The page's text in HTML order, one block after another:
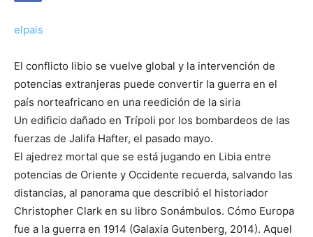
elpais
El conflicto libio se vuelve global y la intervención de
potencias extranjeras puede convertir la guerra en el
país norteafricano en una reedición de la siria
Un edificio dañado en Trípoli por los bombardeos de las
fuerzas de Jalifa Hafter, el pasado mayo.
El ajedrez mortal que se está jugando en Libia entre
potencias de Oriente y Occidente recuerda, salvando las
distancias, al panorama que describió el historiador
Christopher Clark en su libro Sonámbulos. Cómo Europa
fue a la guerra en 1914 (Galaxia Gutenberg, 2014). Aquel